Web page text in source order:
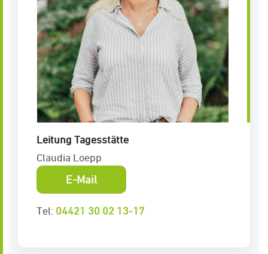
Leitung Tagesstätte
Claudia Loepp
E-Mail
Tel: 04421 30 02 13-17